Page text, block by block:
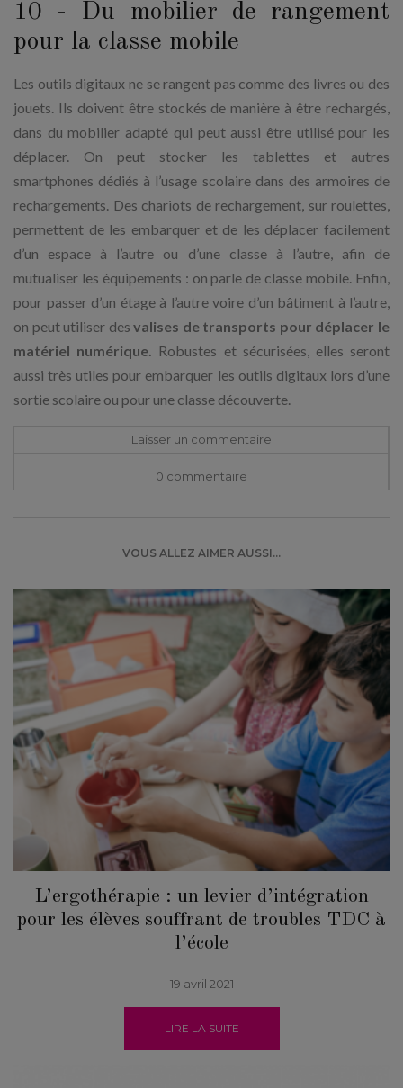
10 - Du mobilier de rangement
pour la classe mobile
Les outils digitaux ne se rangent pas comme des livres ou des
jouets. Ils doivent être stockés de manière à être rechargés,
dans du mobilier adapté qui peut aussi être utilisé pour les
déplacer. On peut stocker les tablettes et autres
smartphones dédiés à l’usage scolaire dans des armoires de
rechargements. Des chariots de rechargement, sur roulettes,
permettent de les embarquer et de les déplacer facilement
d’un espace à l’autre ou d’une classe à l’autre, afin de
mutualiser les équipements : on parle de classe mobile. Enfin,
pour passer d’un étage à l’autre voire d’un bâtiment à l’autre,
on peut utiliser desvalises de transports pour déplacer le
matériel numérique. Robustes et sécurisées, elles seront
aussi très utiles pour embarquer les outils digitaux lors d’une
sortie scolaire ou pour une classe découverte.
Laisser un commentaire
0 commentaire
VOUS ALLEZ AIMER AUSSI...
L’ergothérapie : un levier d’intégration
pour les élèves souffrant de troubles TDC à
l’école
19 avril 2021
LIRE LA SUITE